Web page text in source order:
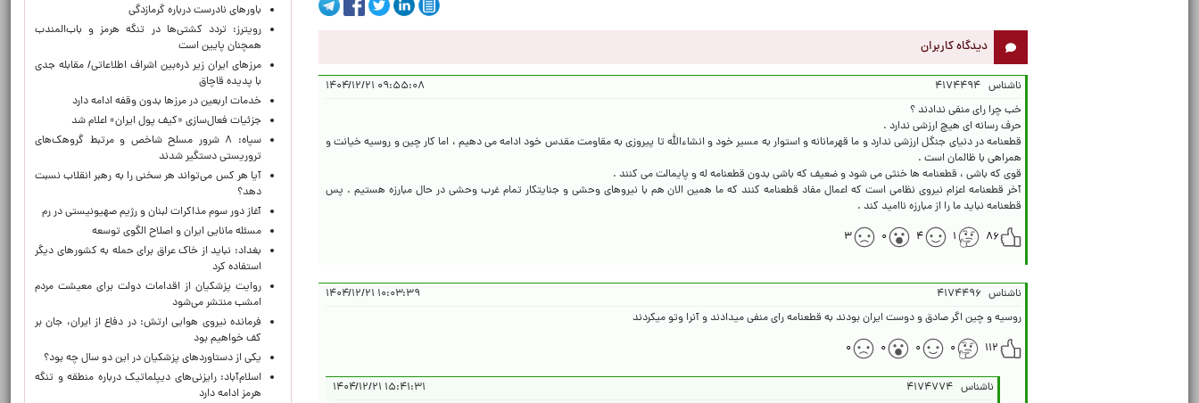
دیدگاه کاربران
ناشناس ۴۱۷۴۴۹۴
۰۹:۵۵:۰۸ ۱۴۰۴/۱۲/۲۱
قطعنامه در دنیای جنگل ارزشی ندارد و ما قهرمانانه و استوار به مسیر خود و انشاءالله تا پیروزی به مقاومت مقدس خود ادامه می دهیم ، اما کار چین و روسیه خیانت و
آخر قطعنامه اعزام نیروی نظامی است که اعمال مفاد قطعنامه‌ کنند که ما همین الان هم با نیروهای وحشی و جنایتکار تمام غرب وحشی در حال مبارزه هستیم . پس
قطعنامه نباید ما را از مبارزه ناامید کند .
۸۶
۱ ۴ ۰ ۳
ناشناس ۴۱۷۴۴۹۶
۱۰:۰۳:۳۹ ۱۴۰۴/۱۲/۲۱
روسیه و چین اگر صادق و دوست ایران بودند به قطعنامه رای منفی میدادند و آنرا وتو میکردند
۱۱۲
۰ ۰ ۰ ۰
ناشناس ۴۱۷۴۷۷۴
۱۵:۴۱:۳۱ ۱۴۰۴/۱۲/۲۱
باورهای نادرست درباره گرمازدگی
رویترز: تردد کشتی‌ها در تنگه هرمز و باب‌المندب
همچنان پایین است
مرزهای ایران زیر ذره‌بین اشراف اطلاعاتی/ مقابله جدی
با پدیده قاچاق
خدمات اربعین در مرزها بدون وقفه ادامه دارد
جزئیات فعال‌سازی «کیف پول ایران» اعلام شد
سپاه: ۸ شرور مسلح شاخص و مرتبط گروهک‌های
تروریستی دستگیر شدند
آیا هر کس می‌تواند هر سخنی را به رهبر انقلاب نسبت
دهد؟
آغاز دور سوم مذاکرات لبنان و رژیم صهیونیستی در رم
مسئله مانایی ایران و اصلاح الگوی توسعه
بغداد: نباید از خاک عراق برای حمله به کشورهای دیگر
استفاده کرد
روایت پزشکیان از اقدامات دولت برای معیشت مردم
امشب منتشر می‌شود
فرمانده نیروی هوایی ارتش: در دفاع از ایران، جان بر
کف خواهیم بود
یکی از دستاوردهای پزشکیان در این دو سال چه بود؟
اسلام‌آباد: رایزنی‌های دیپلماتیک درباره منطقه و تنگه
هرمز ادامه دارد